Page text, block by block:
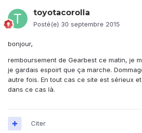
toyotacorolla
Posté(e) 30 septembre 2015
bonjour,
remboursement de Gearbest ce matin, je
je gardais espoirt que ça marche.
autre fois. En tout cas ce site est sérieux
dans ce cas là.
Citer